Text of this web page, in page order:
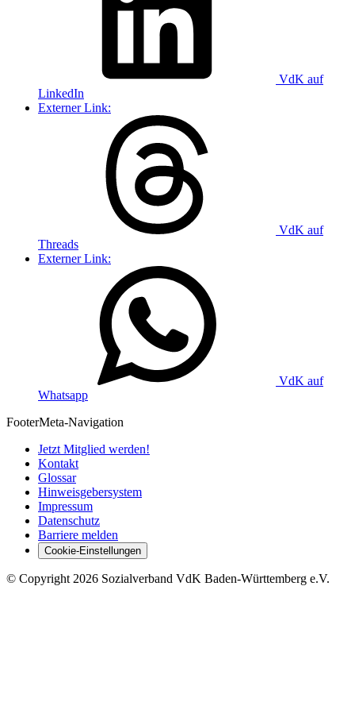
VdK auf
LinkedIn
Externer Link:
VdK auf
Threads
Externer Link:
VdK auf
Whatsapp
FooterMeta-Navigation
Jetzt Mitglied werden!
Kontakt
Glossar
Hinweisgebersystem
Impressum
Datenschutz
Barriere melden
Cookie-Einstellungen
© Copyright 2026 Sozialverband VdK Baden-Württemberg e.V.